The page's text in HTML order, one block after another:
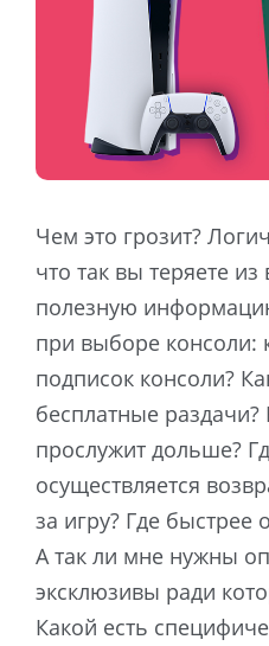
Чем это грозит?
что так вы теряете
полезную
при выборе консоли:
подписок консоли?
бесплатные
прослужит дольше?
осуществляется
за игру? Где быстрее
А так ли мне нужны
эксклюзивы ради
Какой есть